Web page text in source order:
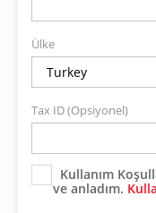
Ülke
Tax ID (Opsiyonel)
Kullanım
ve anladım.